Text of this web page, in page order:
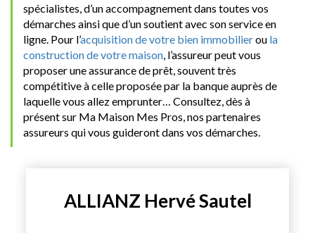
spécialistes, d’un accompagnement dans toutes vos
démarches ainsi que d’un soutient avec son service en
ligne. Pour l’acquisition de votre bien immobilierou la
construction de votre maison, l’assureur peut vous
proposer une assurance de prêt, souvent très
compétitive à celle proposée par la banque auprès de
laquelle vous allez emprunter… Consultez, dès à
présent sur Ma Maison Mes Pros, nos partenaires
assureurs qui vous guideront dans vos démarches.
ALLIANZ Hervé Sautel